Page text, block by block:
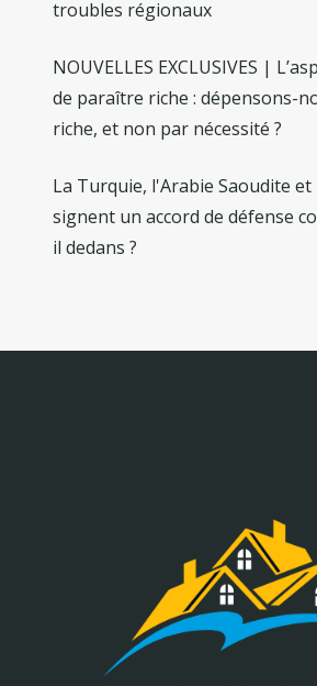
troubles régionaux
NOUVELLES EXCLUSIVES |
de paraître riche : dépensons-
riche, et non par nécessité ?
La Turquie, l'Arabie Saoudite et
signent un accord de défense
il dedans ?